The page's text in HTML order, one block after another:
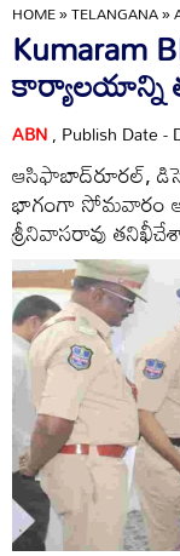
HOME»TELANGANA»
Kumaram
కార్యాలయాన్ని
ABN, Publish Date -
ఆసిఫాబాద్‌రూరల్‌,
భాగంగా సోమవారం
శ్రీనివాసరావు